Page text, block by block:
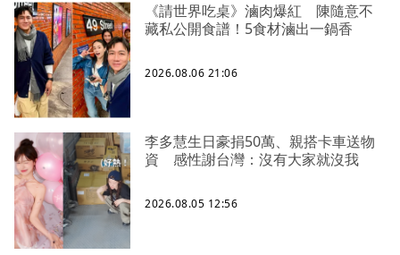
《請世界吃桌》滷肉爆紅 陳隨意不
藏私公開食譜！5食材滷出一鍋香
2026.08.06 21:06
李多慧生日豪捐50萬、親搭卡車送物
資 感性謝台灣：沒有大家就沒我
2026.08.05 12:56